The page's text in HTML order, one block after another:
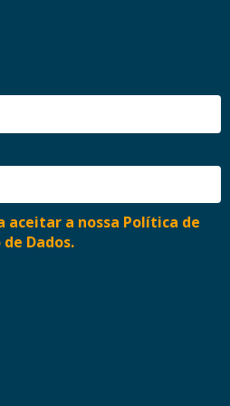
aceitar a nossa Política de
Dados.